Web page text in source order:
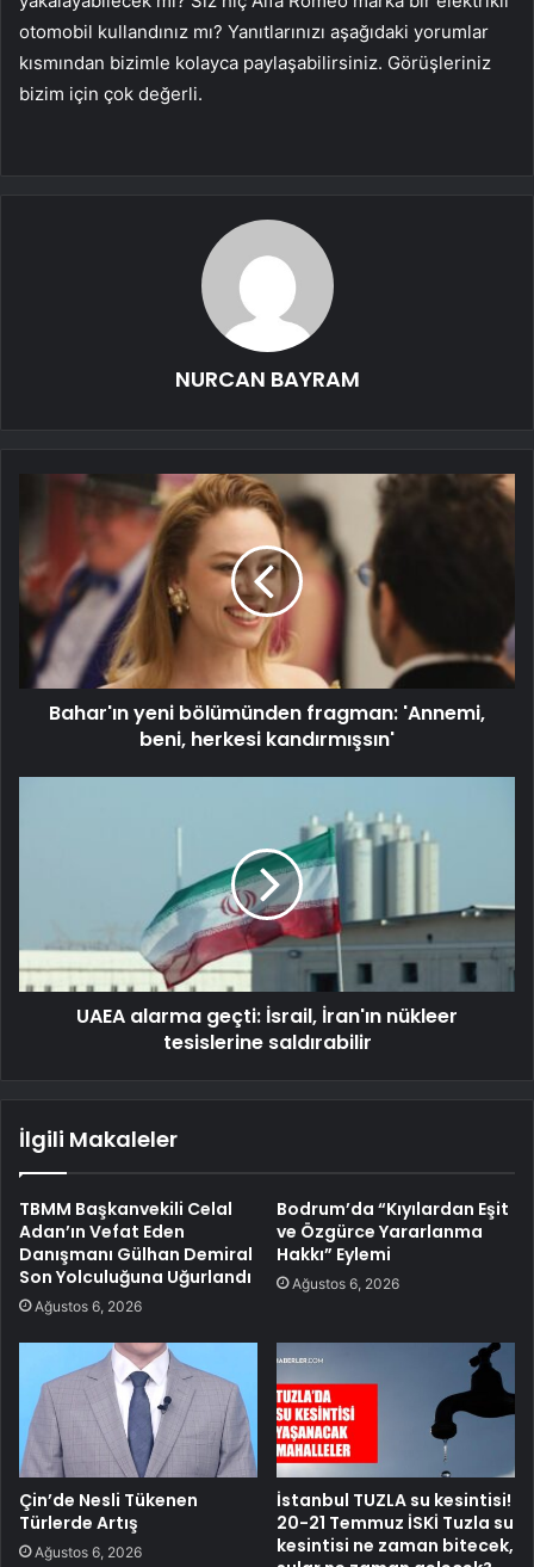
otomobil kullandınız mı? Yanıtlarınızı aşağıdaki yorumlar
kısmından bizimle kolayca paylaşabilirsiniz. Görüşleriniz
bizim için çok değerli.
NURCAN BAYRAM
Bahar'ın yeni bölümünden fragman: 'Annemi,
beni, herkesi kandırmışsın'
UAEA alarma geçti: İsrail, İran'ın nükleer
tesislerine saldırabilir
İlgili Makaleler
TBMM Başkanvekili Celal
Adan’ın Vefat Eden
Danışmanı Gülhan Demiral
Son Yolculuğuna Uğurlandı
Ağustos 6, 2026
Bodrum’da “Kıyılardan Eşit
ve Özgürce Yararlanma
Hakkı” Eylemi
Ağustos 6, 2026
Çin’de Nesli Tükenen
Türlerde Artış
Ağustos 6, 2026
İstanbul TUZLA su kesintisi!
20-21 Temmuz İSKİ Tuzla su
kesintisi ne zaman bitecek,